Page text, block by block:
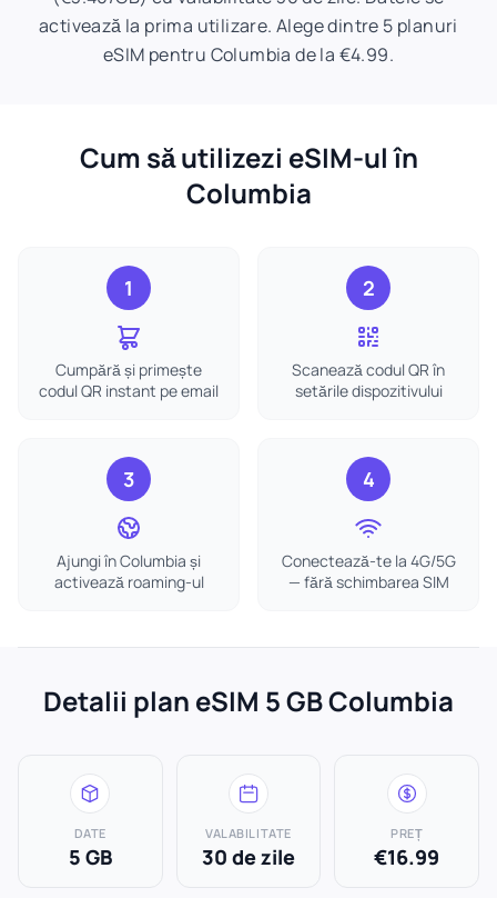
activează la prima utilizare. Alege dintre 5 planuri
eSIM pentru Columbia de la €4.99.
Cum să utilizezi eSIM-ul în
Columbia
1
Cumpără și primește
codul QR instant pe email
2
Scanează codul QR în
setările dispozitivului
3
Ajungi în Columbia și
activează roaming-ul
4
Conectează-te la 4G/5G
— fără schimbarea SIM
Detalii plan eSIM 5 GB Columbia
DATE
5 GB
VALABILITATE
30 de zile
PREȚ
€16.99